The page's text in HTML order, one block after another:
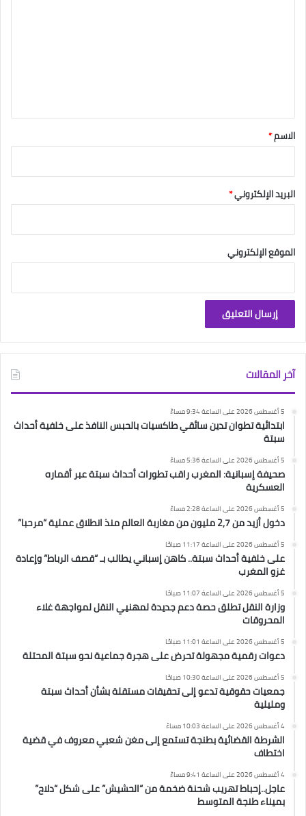
*
الاسم*
البريد الإلكتروني*
الموقع الإلكتروني
آخر المقالات
5 أغسطس 2026 على الساعة 9:34 مساءً
ابتدائية تطوان تدين سائقي طاكسيات بالحبس النافذ على خلفية أحداث
سبتة
5 أغسطس 2026 على الساعة 5:36 مساءً
صحيفة إسبانية: المغرب راقب تطورات أحداث سبتة عبر أقماره
العسكرية
5 أغسطس 2026 على الساعة 2:28 مساءً
دخول أزيد من 2,7 مليون من مغاربة العالم منذ انطلاق عملية “مرحبا”
5 أغسطس 2026 على الساعة 11:17 صباحًا
على خلفية أحداث سبتة.. كاهن إسباني يطالب بـ “قصف الرباط” وإعادة
غزو المغرب
5 أغسطس 2026 على الساعة 11:07 صباحًا
وزارة النقل تطلق حصة دعم جديدة لمهنيي النقل لمواجهة غلاء
المحروقات
5 أغسطس 2026 على الساعة 11:01 صباحًا
دعوات رقمية مجهولة تحرض على هجرة جماعية نحو سبتة المحتلة
5 أغسطس 2026 على الساعة 10:30 صباحًا
جمعيات حقوقية تدعو إلى تحقيقات مستقلة بشأن أحداث سبتة
ومليلية
4 أغسطس 2026 على الساعة 10:03 مساءً
الشرطة القضائية بطنجة تستمع إلى مغن شعبي معروف في قضية
اختطاف
4 أغسطس 2026 على الساعة 9:41 مساءً
عاجل..إحباط تهريب شحنة ضخمة من “الحشيش” على شكل “دلاح”
بميناء طنجة المتوسط